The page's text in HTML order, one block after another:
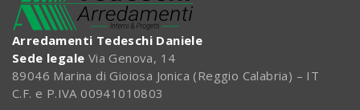
Arredamenti Tedeschi Daniele
Sede legale Via Genova, 14
89046 Marina di Gioiosa Jonica (Reggio Calabria) – IT
C.F. e P.IVA 00941010803